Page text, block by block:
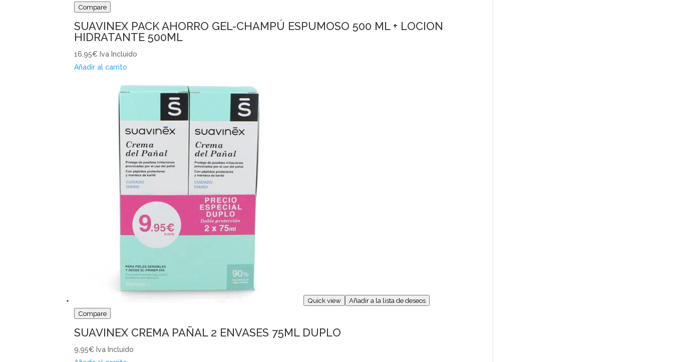
Compare
SUAVINEX PACK AHORRO GEL-CHAMPÚ ESPUMOSO 500 ML + LOCION
HIDRATANTE 500ML
16,95€ Iva Incluido
Añadir al carrito
Quick view
Añadir a la lista de deseos
Compare
SUAVINEX CREMA PAÑAL 2 ENVASES 75ML DUPLO
9,95€ Iva Incluido